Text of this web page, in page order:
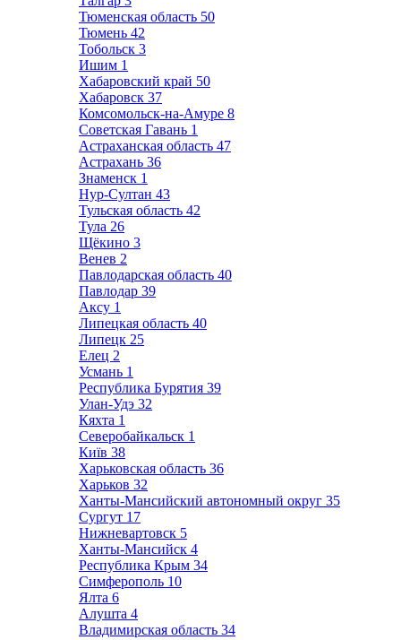
Тюменская область 50
Тюмень 42
Тобольск 3
Ишим 1
Хабаровский край 50
Хабаровск 37
Комсомольск-на-Амуре 8
Советская Гавань 1
Астраханская область 47
Астрахань 36
Знаменск 1
Нур-Султан 43
Тульская область 42
Тула 26
Щёкино 3
Венев 2
Павлодарская область 40
Павлодар 39
Аксу 1
Липецкая область 40
Липецк 25
Елец 2
Усмань 1
Республика Бурятия 39
Улан-Удэ 32
Кяхта 1
Северобайкальск 1
Київ 38
Харьковская область 36
Харьков 32
Ханты-Мансийский автономный округ 35
Сургут 17
Нижневартовск 5
Ханты-Мансийск 4
Республика Крым 34
Симферополь 10
Ялта 6
Алушта 4
Владимирская область 34